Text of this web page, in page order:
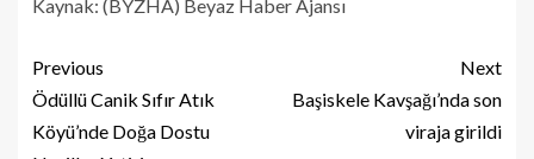
Kaynak: (BYZHA) Beyaz Haber Ajansı
Previous
Ödüllü Canik Sıfır Atık
Köyü’nde Doğa Dostu
Next
Başiskele Kavşağı’nda son
viraja girildi